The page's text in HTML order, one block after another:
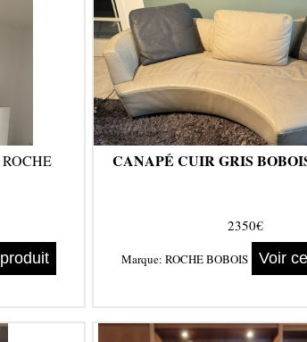
CANAPÉ CUIR GRIS
2350€
Marque: ROCHE BOBOIS Voir